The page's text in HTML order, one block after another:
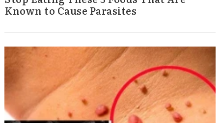
Known to Cause Parasites